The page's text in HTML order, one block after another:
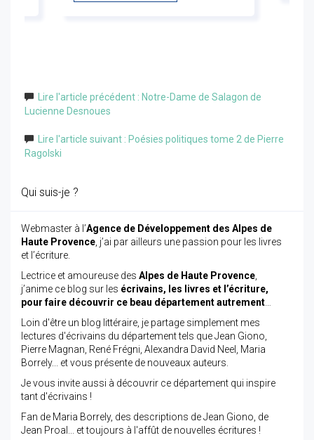
Lire l'article précédent : Notre-Dame de Salagon de
Lucienne Desnoues
Lire l'article suivant : Poésies politiques tome 2 de Pierre
Ragolski
Qui suis-je ?
Webmaster à l’Agence de Développement des Alpes de
Haute Provence , j’ai par ailleurs une passion pour les livres
et l’écriture.
Lectrice et amoureuse des Alpes de Haute Provence
j’anime ce blog sur les écrivains, les livres et l’écriture,
pour faire découvrir ce beau département autrement
Loin d'être un blog littéraire, je partage simplement mes
lectures d'écrivains du département tels que Jean Giono,
Pierre Magnan, René Frégni, Alexandra David Neel, Maria
Borrely... et vous présente de nouveaux auteurs.
Je vous invite aussi à découvrir ce département qui inspire
tant d'écrivains !
Fan de Maria Borrely, des descriptions de Jean Giono, de
Jean Proal... et toujours à l'affût de nouvelles écritures !